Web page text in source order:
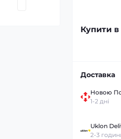
Купити в
Доставка
Новою
1-2 дні
Uklon
2-3